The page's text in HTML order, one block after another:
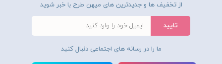
از تخفیف ها و جدیدترین های میهن طرح با خبر شوید
ما را در رسانه های اجتماعی دنبال کنید